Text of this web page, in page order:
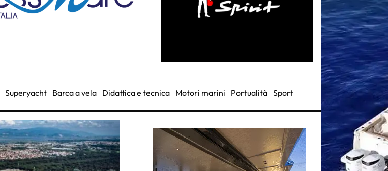
Superyacht Barca a vela Didattica e tecnica Motori marini Portualità Sport